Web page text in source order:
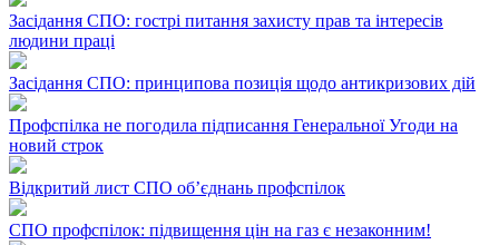
Засідання СПО: гострі питання захисту прав та інтересів
людини праці
Засідання СПО: принципова позиція щодо антикризових дій
Профспілка не погодила підписання Генеральної Угоди на
новий строк
Відкритий лист СПО об’єднань профспілок
СПО профспілок: підвищення цін на газ є незаконним!